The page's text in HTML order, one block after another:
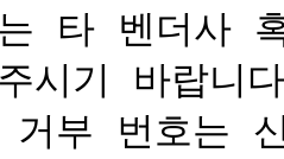
타 벤더사
시기 바랍니
부 번호는